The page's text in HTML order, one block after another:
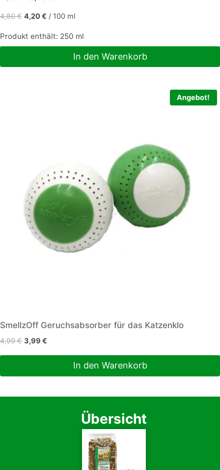
war:
11,99 €
ist:
10,49 €.
4,80€ 4,20€ / 100 ml
Produkt enthält: 250 ml
In den Warenkorb
Angebot!
SmellzOff Geruchsabsorber für das Katzenklo
4,99€ Ursprünglicher
4,99 €
3,99 €
3,99 €.
In den Warenkorb
Übersicht